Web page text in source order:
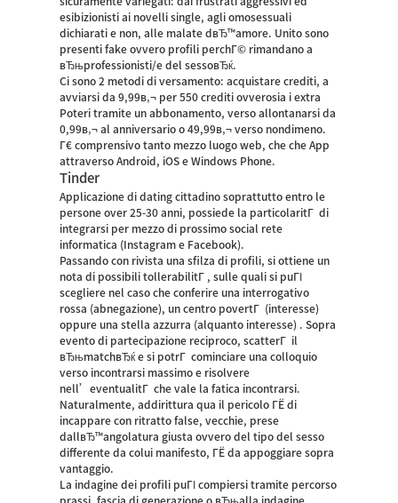
esibizionisti ai novelli single, agli omosessuali
dichiarati e non, alle malate dвЂ™amore. Unito sono
presenti fake ovvero profili perchГ© rimandano a
вЂњprofessionisti/e del sessoвЂќ.
Ci sono 2 metodi di versamento: acquistare crediti, a
avviarsi da 9,99в‚¬ per 550 crediti ovverosia i extra
Poteri tramite un abbonamento, verso allontanarsi da
0,99в‚¬ al anniversario o 49,99в‚¬ verso nondimeno.
Г€ comprensivo tanto mezzo luogo web, che che App
attraverso Android, iOS e Windows Phone.
Tinder
Applicazione di dating cittadino soprattutto entro le
persone over 25-30 anni, possiede la particolaritГ di
integrarsi per mezzo di prossimo social rete
informatica (Instagram e Facebook).
Passando con rivista una sfilza di profili, si ottiene un
nota di possibili tollerabilitГ , sulle quali si puГІ
scegliere nel caso che conferire una interrogativo
rossa (abnegazione), un centro povertГ (interesse)
oppure una stella azzurra (alquanto interesse) . Sopra
evento di partecipazione reciproco, scatterГ il
вЂњmatchвЂќ e si potrГ cominciare una colloquio
verso incontrarsi massimo e risolvere
nell’eventualitГ che vale la fatica incontrarsi.
Naturalmente, addirittura qua il pericolo ГЁ di
incappare con ritratto false, vecchie, prese
dallвЂ™angolatura giusta ovvero del tipo del sesso
differente da colui manifesto, ГЁ da appoggiare sopra
vantaggio.
La indagine dei profili puГІ compiersi tramite percorso
prassi, fascia di generazione o вЂњalla indagine